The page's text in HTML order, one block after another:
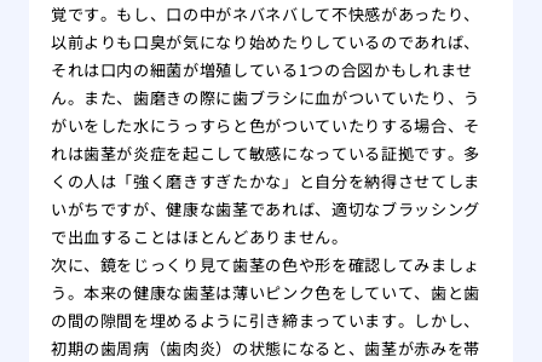
覚です。もし、口の中がネバネバして不快感があったり、
以前よりも口臭が気になり始めたりしているのであれば、
それは口内の細菌が増殖している1つの合図かもしれませ
ん。また、歯磨きの際に歯ブラシに血がついていたり、う
がいをした水にうっすらと色がついていたりする場合、そ
れは歯茎が炎症を起こして敏感になっている証拠です。多
くの人は「強く磨きすぎたかな」と自分を納得させてしま
いがちですが、健康な歯茎であれば、適切なブラッシング
で出血することはほとんどありません。
次に、鏡をじっくり見て歯茎の色や形を確認してみましょ
う。本来の健康な歯茎は薄いピンク色をしていて、歯と歯
の間の隙間を埋めるように引き締まっています。しかし、
初期の歯周病（歯肉炎）の状態になると、歯茎が赤みを帯